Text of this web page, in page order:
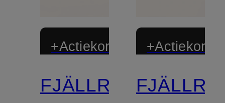
+Actiekorting
Gecertificeerd
FJÄLLRÄVEN